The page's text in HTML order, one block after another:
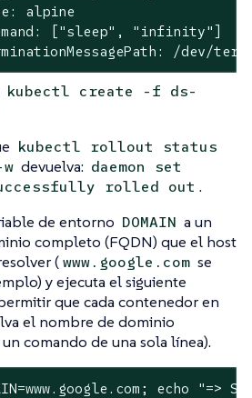
alpine
["sleep", "infinity"]
/dev/
kubectl create -f ds-
kubectl rollout status
devuelva: daemon set
rolled out .
de entorno DOMAIN a un
completo (FQDN) que el host
(www.google.com se
y ejecuta el siguiente
que cada contenedor en
el nombre de dominio
comando de una sola línea).
echo